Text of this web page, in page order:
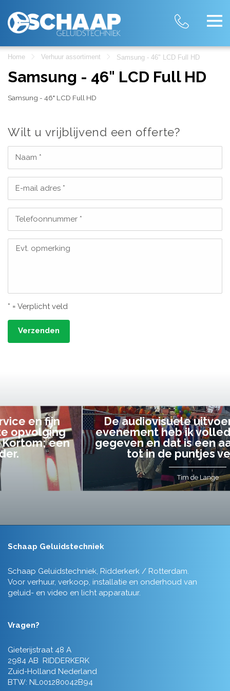
Home Verhuur assortiment Samsung - 46" LCD Full HD
Samsung - 46" LCD Full HD
Samsung - 46" LCD Full HD
Wilt u vrijblijvend een offerte?
Naam *
E-mail adres *
Telefoonnummer *
Evt. opmerking
* = Verplicht veld
Verzenden
De audiovisuele uitvoering van ons
evenement heb ik volledig uit handen
gegeven en dat is een aanrader! Alles
tot in de puntjes verzorgd.
Tim de Lange
Schaap Geluidstechniek
Schaap Geluidstechniek, Ridderkerk / Rotterdam.
Voor verhuur, verkoop, installatie en onderhoud van
geluid- en video en licht apparatuur.
Vragen?
Gieterijstraat 48 A
2984 AB RIDDERKERK
Zuid-Holland Nederland
BTW: NL001280042B94